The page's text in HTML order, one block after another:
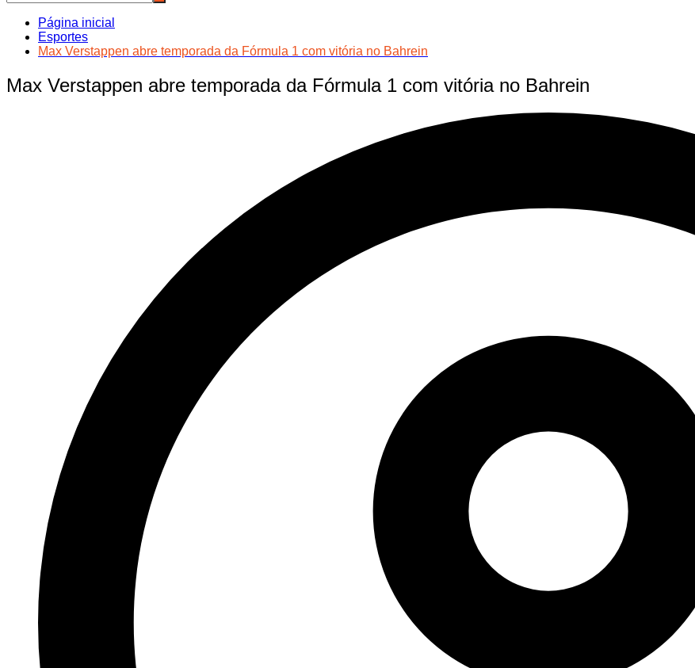
Página inicial
Esportes
Max Verstappen abre temporada da Fórmula 1 com vitória no Bahrein
Max Verstappen abre temporada da Fórmula 1 com vitória no Bahrein